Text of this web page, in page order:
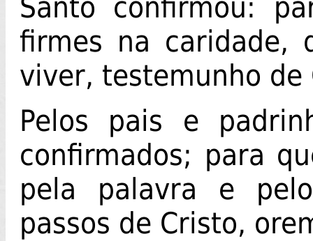
Santo confirmou:
firmes na caridade,
viver, testemunho de
Pelos pais e
confirmados; para
pela palavra e
passos de Cristo,